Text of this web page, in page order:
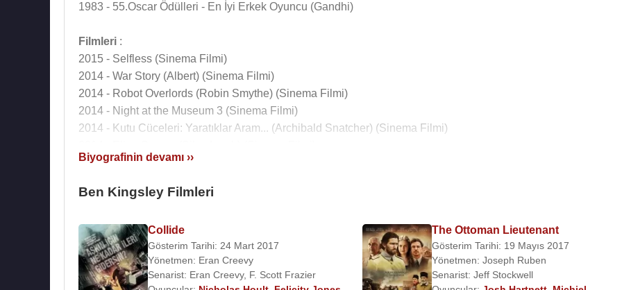
1983 - 55.Oscar Ödülleri - En İyi Erkek Oyuncu (Gandhi)
Filmleri :
2015 - Selfless (Sinema Filmi)
2014 - War Story (Albert) (Sinema Filmi)
2014 - Robot Overlords (Robin Smythe) (Sinema Filmi)
2014 - Night at the Museum 3 (Sinema Filmi)
2014 - Kutu Cüceleri: Yaratıklar Aram... (Archibald Snatcher) (Sinema Filmi)
2014 - Learning to Drive (Darwan) (Sinema Filmi)
2013 - Walking with the Enemy (Regent Horthy) (Sinema Filmi)
2013 - The Last Voyage Of Demeter (Sinema Filmi)
2013 - Mary Mother Of Christ (King Herod) (Sinema Filmi)
2013 - Ender's Game Uzay Oyunları (Mazer Rackham) (Sinema Filmi)
2013 - Demir Adam 3 (The Mandarin) (Sinema Filmi)
Biyografinin devamı ››
Ben Kingsley Filmleri
Collide
Gösterim Tarihi: 24 Mart 2017
Yönetmen: Eran Creevy
Senarist: Eran Creevy, F. Scott Frazier
The Ottoman Lieutenant
Gösterim Tarihi: 19 Mayıs 2017
Yönetmen: Joseph Ruben
Senarist: Jeff Stockwell